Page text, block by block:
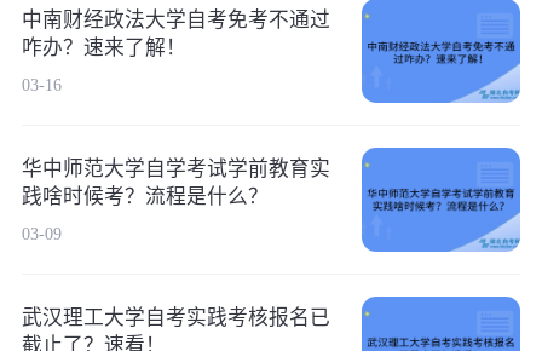
中南财经政法大学自考免考不通过
咋办？速来了解！
03-16
华中师范大学自学考试学前教育实
践啥时候考？流程是什么？
03-09
武汉理工大学自考实践考核报名已
截止了？速看！